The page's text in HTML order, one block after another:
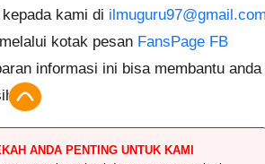
kami di
kotak pesan FansPage FB
informasi ini bisa membantu anda
ANDA PENTING UNTUK KAMI